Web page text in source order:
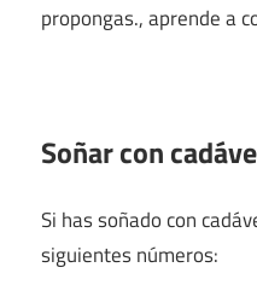
propongas., aprende a
Soñar con
Si has soñado con
siguientes números: